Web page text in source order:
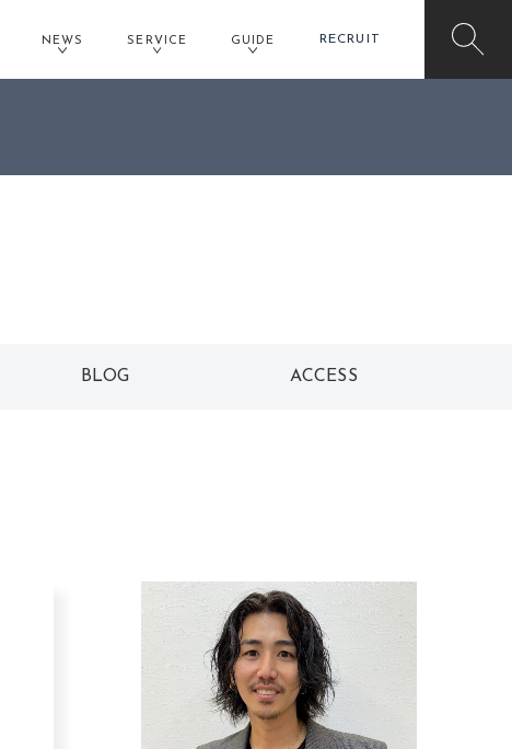
NEWS SERVICE GUIDE RECRUIT
BLOG ACCESS